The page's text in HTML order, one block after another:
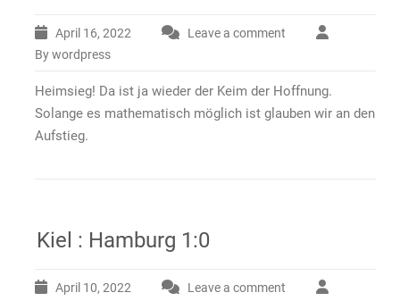
April 16, 2022
Leave a comment
By wordpress
Heimsieg! Da ist ja wieder der Keim der Hoffnung.
Solange es mathematisch möglich ist glauben wir an den
Aufstieg.
Kiel : Hamburg 1:0
April 10, 2022
Leave a comment